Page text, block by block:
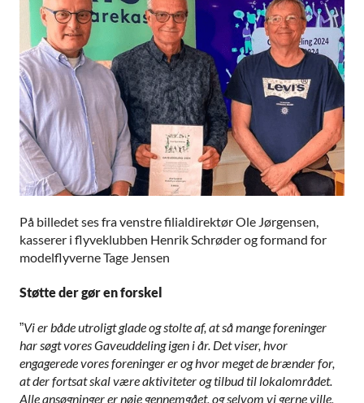
På billedet ses fra venstre filialdirektør Ole Jørgensen,
kasserer i flyveklubben Henrik Schrøder og formand for
modelflyverne Tage Jensen
Støtte der gør en forskel
”Vi er både utroligt glade og stolte af, at så mange foreninger
har søgt vores Gaveuddeling igen i år. Det viser, hvor
engagerede vores foreninger er og hvor meget de brænder for,
at der fortsat skal være aktiviteter og tilbud til lokalområdet.
Alle ansøgninger er nøje gennemgået, og selvom vi gerne ville,